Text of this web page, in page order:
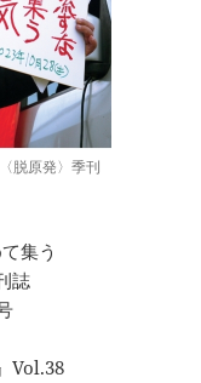
脱原発〉季刊
集う
誌
Vol.38